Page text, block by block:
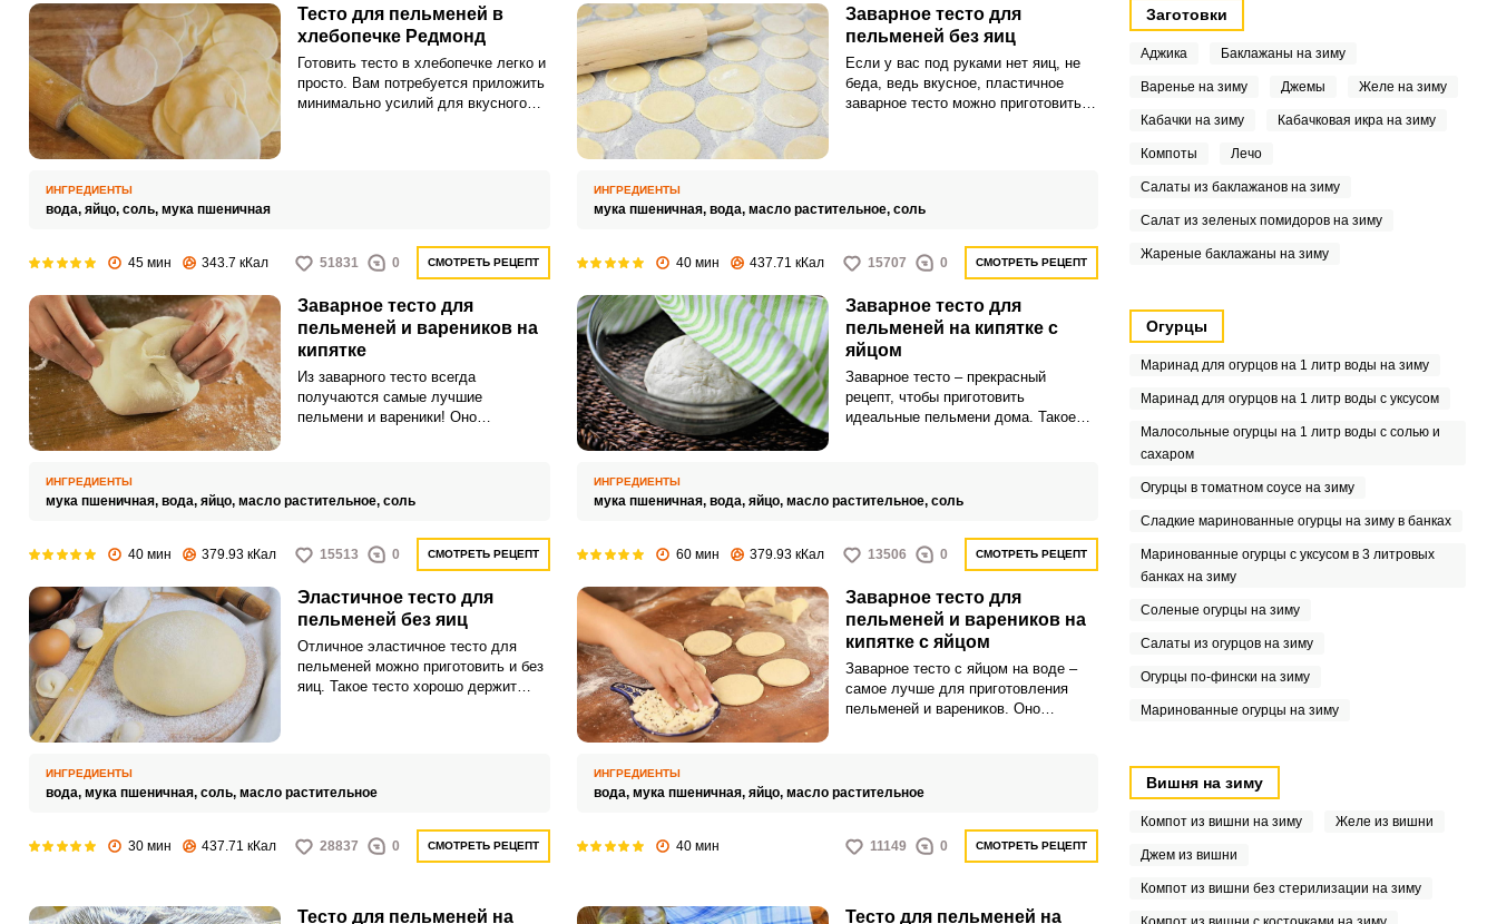
Тесто для пельменей в
хлебопечке Редмонд
Готовить тесто в хлебопечке легко и
просто. Вам потребуется приложить
минимально усилий для вкусного
ИНГРЕДИЕНТЫ
вода, яйцо, соль, мука пшеничная
45 мин 343.7 кКал 51831 0 СМОТРЕТЬ РЕЦЕПТ
Заварное тесто для
пельменей без яиц
Если у вас под руками нет яиц, не
беда, ведь вкусное, пластичное
заварное тесто можно приготовить и
пару минут!
ИНГРЕДИЕНТЫ
мука пшеничная, вода, масло растительное, соль
40 мин 437.71 кКал 15707 0 СМОТРЕТЬ РЕЦЕПТ
Заварное тесто для
пельменей и вареников на
кипятке
Из заварного тесто всегда
получаются самые лучшие
пельмени и вареники! Оно
объедение!
ИНГРЕДИЕНТЫ
мука пшеничная, вода, яйцо, масло растительное, соль
40 мин 379.93 кКал 15513 0 СМОТРЕТЬ РЕЦЕПТ
Заварное тесто для
пельменей на кипятке с
яйцом
Заварное тесто – прекрасный
рецепт, чтобы приготовить
идеальные пельмени дома. Такое
ИНГРЕДИЕНТЫ
мука пшеничная, вода, яйцо, масло растительное, соль
60 мин 379.93 кКал 13506 0 СМОТРЕТЬ РЕЦЕПТ
Эластичное тесто для
пельменей без яиц
Отличное эластичное тесто для
пельменей можно приготовить и без
яиц. Такое тесто хорошо держит
ИНГРЕДИЕНТЫ
вода, мука пшеничная, соль, масло растительное
30 мин 437.71 кКал 28837 0 СМОТРЕТЬ РЕЦЕПТ
Заварное тесто для
пельменей и вареников на
кипятке с яйцом
Заварное тесто с яйцом на воде –
самое лучше для приготовления
пельменей и вареников. Оно
ИНГРЕДИЕНТЫ
вода, мука пшеничная, яйцо, масло растительное
40 мин 11149 0 СМОТРЕТЬ РЕЦЕПТ
Тесто для пельменей на Тесто для пельменей на
Заготовки
Аджика Баклажаны на зиму
Варенье на зиму Джемы Желе на зиму
Кабачки на зиму Кабачковая икра на зиму
Компоты Лечо
Салаты из баклажанов на зиму
Салат из зеленых помидоров на зиму
Жареные баклажаны на зиму
Огурцы
Маринад для огурцов на 1 литр воды на зиму
Маринад для огурцов на 1 литр воды с уксусом
Малосольные огурцы на 1 литр воды с солью и
сахаром
Огурцы в томатном соусе на зиму
Сладкие маринованные огурцы на зиму в банках
Маринованные огурцы с уксусом в 3 литровых
банках на зиму
Соленые огурцы на зиму
Салаты из огурцов на зиму
Огурцы по-фински на зиму
Маринованные огурцы на зиму
Вишня на зиму
Компот из вишни на зиму Желе из вишни
Джем из вишни
Компот из вишни без стерилизации на зиму